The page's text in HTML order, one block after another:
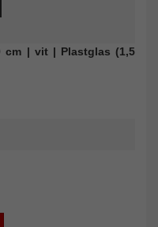
cm | vit | Plastglas (1,5